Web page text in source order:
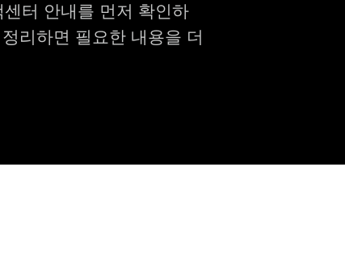
터 안내를 먼저 확인하
리하면 필요한 내용을 더